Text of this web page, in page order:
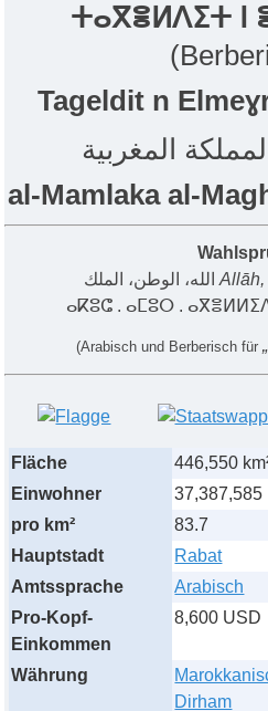
ⵜⴰⴳⴻⵍⴷⵉⵜ ⵏ
Tageldit n
al-Mamlaka al-
الله، الوطن، الملكAllāh,
ⴰⴽⵓⵛ . ⴰⵎⵓⵔ .
(Arabisch und Berberisch für „
Fläche
446,550
Einwohner
37,387,585
pro km²
83.7
Hauptstadt
Rabat
Amtssprache
Arabisch
Pro-Kopf-
Einkommen
8,600 USD
Währung
Dirham